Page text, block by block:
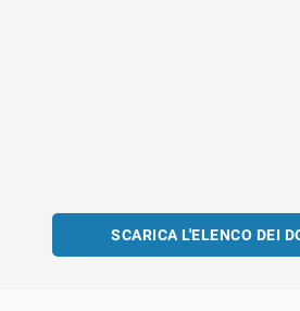
SCARICA L'ELENCO DEI